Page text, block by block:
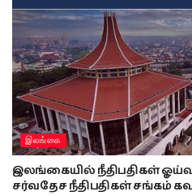
இலங்கை
இலங்கையில் நீதிபதிகள் ஓய்வு
சர்வதேச நீதிபதிகள் சங்கம்